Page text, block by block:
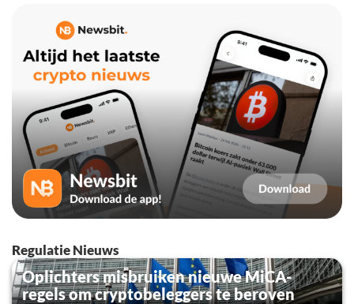
Regulatie Nieuws
Oplichters misbruiken nieuwe MiCA-
regels om cryptobeleggers te beroven